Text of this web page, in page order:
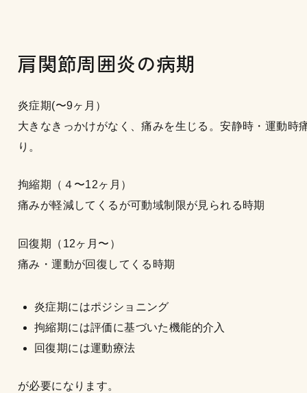
肩関節周囲炎の病期
炎症期(〜9ヶ月）
大きなきっかけがなく、痛みを生じる。安静時・運動時
り。
拘縮期（４〜12ヶ月）
痛みが軽減してくるが可動域制限が見られる時期
回復期（12ヶ月〜）
痛み・運動が回復してくる時期
炎症期にはポジショニング
拘縮期には評価に基づいた機能的介入
回復期には運動療法
が必要になります。